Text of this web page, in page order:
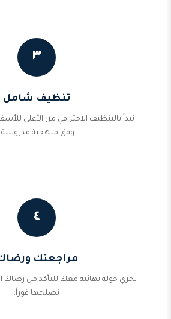
٣
تنظيف شامل
نبدأ بالتنظيف الاحترافي من الأعلى
وفق منهجية مدروسة.
٤
مراجعتك
نجري جولة نهائية معك للتأكد من رضاك
نصلحها فوراً.